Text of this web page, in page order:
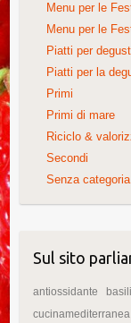
Menu per le
Menu per le
Piatti per
Piatti per la
Primi
Primi di mare
Riciclo &
Secondi
Senza categoria
Sul sito
antiossidante
cucinamediterranea